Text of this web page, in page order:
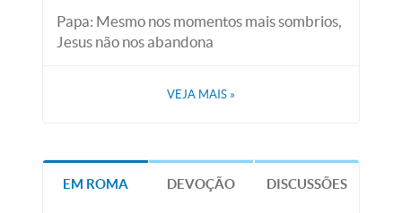
Papa: Mesmo nos momentos mais sombrios,
Jesus não nos abandona
VEJA MAIS »
EM ROMA DEVOÇÃO DISCUSSÕES